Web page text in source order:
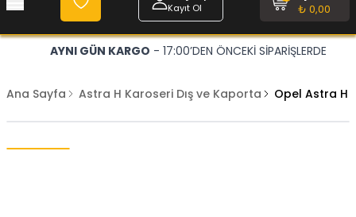
Kayıt Ol
₺ 0,00
AYNI GÜN KARGO - 17:00’DEN ÖNCEKİ SİPARİŞLERDE
Ana Sayfa Astra H Karoseri Dış ve Kaporta Opel Astra H